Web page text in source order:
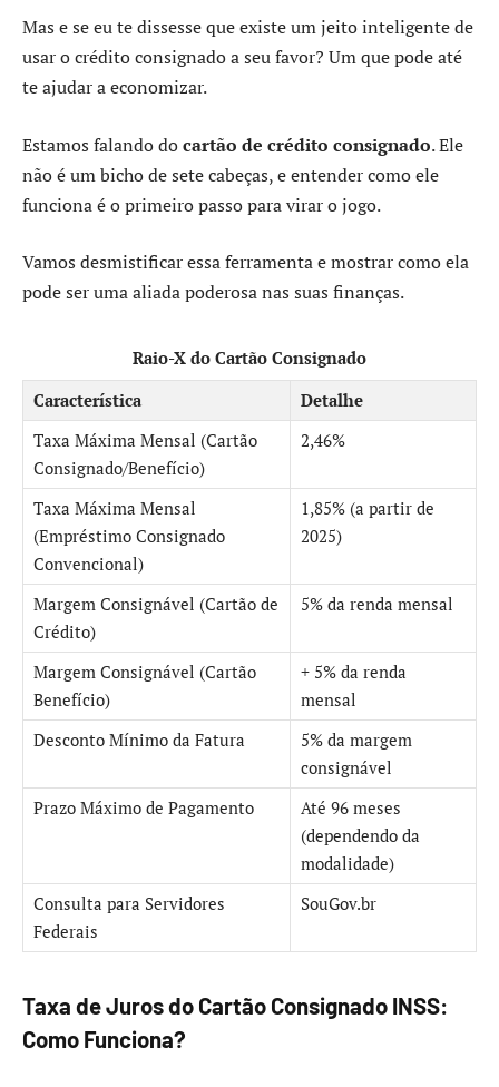
Mas e se eu te dissesse que existe um jeito inteligente de
usar o crédito consignado a seu favor? Um que pode até
te ajudar a economizar.
Estamos falando docartão de crédito consignado. Ele
não é um bicho de sete cabeças, e entender como ele
funciona é o primeiro passo para virar o jogo.
Vamos desmistificar essa ferramenta e mostrar como ela
pode ser uma aliada poderosa nas suas finanças.
Raio-X do Cartão Consignado
Característica
Detalhe
Taxa Máxima Mensal (Cartão
Consignado/Benefício)
2,46%
Taxa Máxima Mensal
(Empréstimo Consignado
Convencional)
1,85% (a partir de
2025)
Margem Consignável (Cartão de
Crédito)
5% da renda mensal
Margem Consignável (Cartão
Benefício)
+ 5% da renda
mensal
Desconto Mínimo da Fatura
5% da margem
consignável
Prazo Máximo de Pagamento
Até 96 meses
(dependendo da
modalidade)
Consulta para Servidores
Federais
SouGov.br
Taxa de Juros do Cartão Consignado INSS:
Como Funciona?